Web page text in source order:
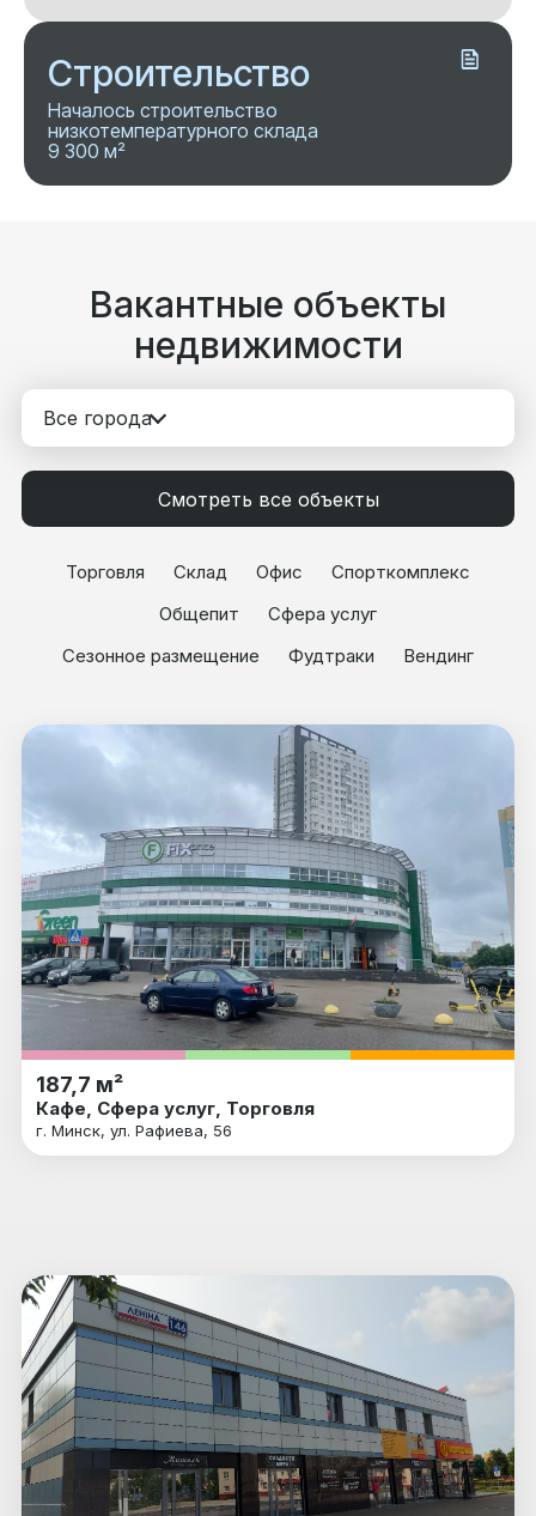
Строительство
Началось строительство
низкотемпературного склада
9 300 м²
Вакантные объекты
недвижимости
Все города
Смотреть все объекты
Торговля Склад Офис
Спорткомплекс
Общепит
Сфера услуг
Сезонное размещение
Фудтраки Вендинг
187,7 м²
Кафе, Сфера услуг, Торговля
г. Минск, ул. Рафиева, 56